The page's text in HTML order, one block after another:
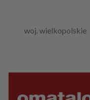
woj. wielkopolskie